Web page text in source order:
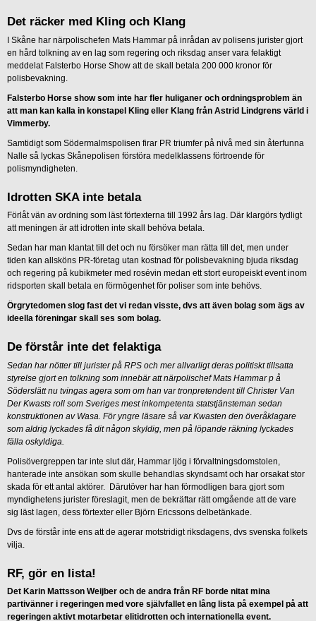
Det räcker med Kling och Klang
I Skåne har närpolischefen Mats Hammar på inrådan av polisens jurister gjort
en hård tolkning av en lag som regering och riksdag anser vara felaktigt
meddelat Falsterbo Horse Show att de skall betala 200 000 kronor för
polisbevakning.
Falsterbo Horse show som inte har fler huliganer och ordningsproblem än
att man kan kalla in konstapel Kling eller Klang från Astrid Lindgrens värld i
Vimmerby.
Samtidigt som Södermalmspolisen firar PR triumfer på nivå med sin återfunna
Nalle så lyckas Skånepolisen förstöra medelklassens förtroende för
polismyndigheten.
Idrotten SKA inte betala
Förlåt vän av ordning som läst förtexterna till 1992 års lag. Där klargörs tydligt
att meningen är att idrotten inte skall behöva betala.
Sedan har man klantat till det och nu försöker man rätta till det, men under
tiden kan allsköns PR-företag utan kostnad för polisbevakning bjuda riksdag
och regering på kubikmeter med rosévin medan ett stort europeiskt event inom
ridsporten skall betala en förmögenhet för poliser som inte behövs.
Örgrytedomen slog fast det vi redan visste, dvs att även bolag som ägs av
ideella föreningar skall ses som bolag.
De förstår inte det felaktiga
Sedan har nötter till jurister på RPS och mer allvarligt deras politiskt tillsatta
styrelse gjort en tolkning som innebär att närpolischef Mats Hammar p å
Söderslätt nu tvingas agera som om han var tronpretendent till Christer Van
Der Kwasts roll som Sveriges mest inkompetenta statstjänsteman sedan
konstruktionen av Wasa. För yngre läsare så var Kwasten den överåklagare
som aldrig lyckades få dit någon skyldig, men på löpande räkning lyckades
fälla oskyldiga.
Polisövergreppen tar inte slut där, Hammar ljög i förvaltningsdomstolen,
hanterade inte ansökan som skulle behandlas skyndsamt och har orsakat stor
skada för ett antal aktörer. Därutöver har han förmodligen bara gjort som
myndighetens jurister föreslagit, men de bekräftar rätt omgående att de vare
sig läst lagen, dess förtexter eller Björn Ericssons delbetänkade.
Dvs de förstår inte ens att de agerar motstridigt riksdagens, dvs svenska folkets
vilja.
RF, gör en lista!
Det Karin Mattsson Weijber och de andra från RF borde nitat mina
partivänner i regeringen med vore självfallet en lång lista på exempel på att
regeringen aktivt motarbetar elitidrotten och internationella event.